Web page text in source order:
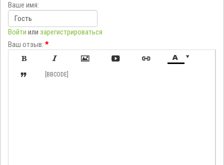
Ваше имя:
Войти или зарегистрироваться
Ваш отзыв: *

     
 [BBCODE]